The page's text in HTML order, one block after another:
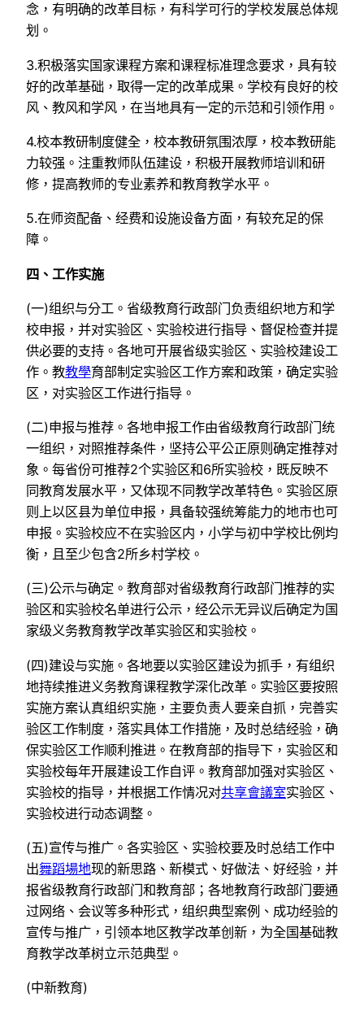
念，有明确的改革目标，有科学可行的学校发展总体规
划。
3.积极落实国家课程方案和课程标准理念要求，具有较
好的改革基础，取得一定的改革成果。学校有良好的校
风、教风和学风，在当地具有一定的示范和引领作用。
4.校本教研制度健全，校本教研氛围浓厚，校本教研能
力较强。注重教师队伍建设，积极开展教师培训和研
修，提高教师的专业素养和教育教学水平。
5.在师资配备、经费和设施设备方面，有较充足的保
障。
四、工作实施
(一)组织与分工。省级教育行政部门负责组织地方和学
校申报，并对实验区、实验校进行指导、督促检查并提
供必要的支持。各地可开展省级实验区、实验校建设工
作。教教學育部制定实验区工作方案和政策，确定实验
区，对实验区工作进行指导。
(二)申报与推荐。各地申报工作由省级教育行政部门统
一组织，对照推荐条件，坚持公平公正原则确定推荐对
象。每省份可推荐2个实验区和6所实验校，既反映不
同教育发展水平，又体现不同教学改革特色。实验区原
则上以区县为单位申报，具备较强统筹能力的地市也可
申报。实验校应不在实验区内，小学与初中学校比例均
衡，且至少包含2所乡村学校。
(三)公示与确定。教育部对省级教育行政部门推荐的实
验区和实验校名单进行公示，经公示无异议后确定为国
家级义务教育教学改革实验区和实验校。
(四)建设与实施。各地要以实验区建设为抓手，有组织
地持续推进义务教育课程教学深化改革。实验区要按照
实施方案认真组织实施，主要负责人要亲自抓，完善实
验区工作制度，落实具体工作措施，及时总结经验，确
保实验区工作顺利推进。在教育部的指导下，实验区和
实验校每年开展建设工作自评。教育部加强对实验区、
实验校的指导，并根据工作情况对共享會議室实验区、
实验校进行动态调整。
(五)宣传与推广。各实验区、实验校要及时总结工作中
出舞蹈場地现的新思路、新模式、好做法、好经验，并
报省级教育行政部门和教育部；各地教育行政部门要通
过网络、会议等多种形式，组织典型案例、成功经验的
宣传与推广，引领本地区教学改革创新，为全国基础教
育教学改革树立示范典型。
(中新教育)